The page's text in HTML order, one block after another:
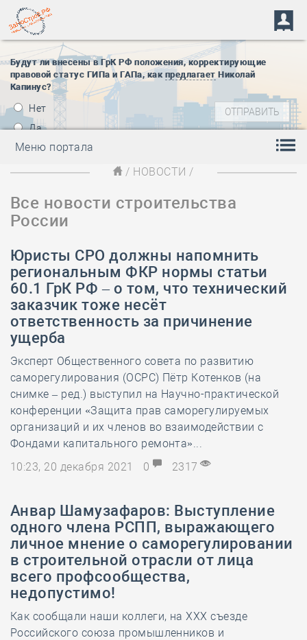
Будут ли внесены в ГрК РФ положения, корректирующие
правовой статус ГИПа и ГАПа, как предлагает Николай
Капинус?
Нет
Да
Меню портала
/ НОВОСТИ /
Все новости строительства
России
Юристы СРО должны напомнить
региональным ФКР нормы статьи
60.1 ГрК РФ – о том, что технический
заказчик тоже несёт
ответственность за причинение
ущерба
Эксперт Общественного совета по развитию
саморегулирования (ОСРС) Пётр Котенков (на
снимке – ред.) выступил на Научно-практической
конференции «Защита прав саморегулируемых
организаций и их членов во взаимодействии с
Фондами капитального ремонта»...
10:23, 20 декабря 2021
0 2317
Анвар Шамузафаров: Выступление
одного члена РСПП, выражающего
личное мнение о саморегулировании
в строительной отрасли от лица
всего профсообщества,
недопустимо!
Как сообщали наши коллеги, на XXX съезде
Российского союза промышленников и